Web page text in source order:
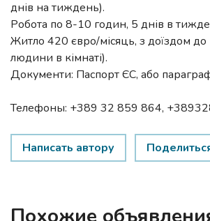
днів на тиждень).
Робота по 8-10 годин, 5 днів в
Житло 420 євро/місяць, з доїздом
людини в кімнаті).
Документи: Паспорт ЄС, або
Телефоны: +389 32 859 864,
Написать автору